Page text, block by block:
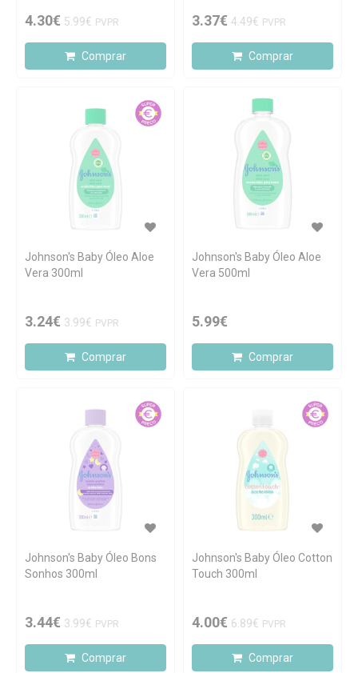
4.30€ 5.99€ PVPR
Comprar
3.37€ 4.49€ PVPR
Comprar
Johnson's Baby Óleo Aloe
Vera 300ml
3.24€ 3.99€ PVPR
Comprar
Johnson's Baby Óleo Aloe
Vera 500ml
5.99€
Comprar
Johnson's Baby Óleo Bons
Sonhos 300ml
3.44€ 3.99€ PVPR
Comprar
Johnson's Baby Óleo Cotton
Touch 300ml
4.00€ 6.89€ PVPR
Comprar